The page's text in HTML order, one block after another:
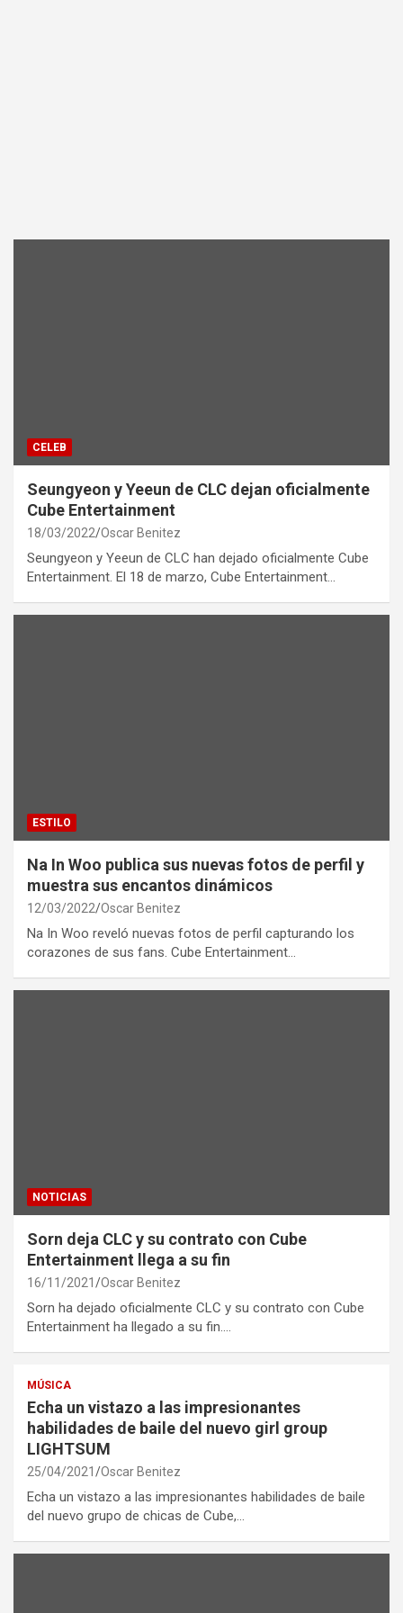
CELEB
Seungyeon y Yeeun de CLC dejan oficialmente
Cube Entertainment
18/03/2022 Oscar Benitez
Seungyeon y Yeeun de CLC han dejado oficialmente Cube
Entertainment. El 18 de marzo, Cube Entertainment…
ESTILO
Na In Woo publica sus nuevas fotos de perfil y
muestra sus encantos dinámicos
12/03/2022 Oscar Benitez
Na In Woo reveló nuevas fotos de perfil capturando los
corazones de sus fans. Cube Entertainment…
NOTICIAS
Sorn deja CLC y su contrato con Cube
Entertainment llega a su fin
16/11/2021 Oscar Benitez
Sorn ha dejado oficialmente CLC y su contrato con Cube
Entertainment ha llegado a su fin.…
MÚSICA
Echa un vistazo a las impresionantes
habilidades de baile del nuevo girl group
LIGHTSUM
25/04/2021 Oscar Benitez
Echa un vistazo a las impresionantes habilidades de baile
del nuevo grupo de chicas de Cube,…